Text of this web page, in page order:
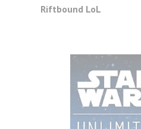
Riftbound LoL